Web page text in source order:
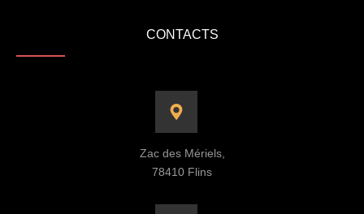
CONTACTS
Zac des Mériels,
78410 Flins